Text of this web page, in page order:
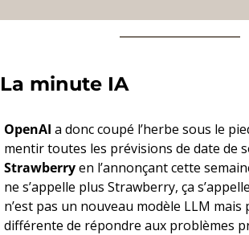
La minute IA
OpenAI a donc coupé l’herbe sous le
Strawberry en l’annonçant cette
ne s’appelle plus Strawberry, ça s’appelle
n’est pas un nouveau modèle LLM
différente de répondre aux problèmes